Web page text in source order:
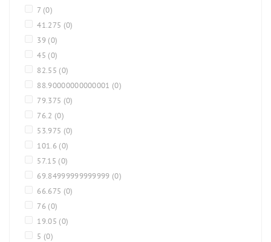
7 (0)
41.275 (0)
39 (0)
45 (0)
82.55 (0)
88.90000000000001 (0)
79.375 (0)
76.2 (0)
53.975 (0)
101.6 (0)
57.15 (0)
69.84999999999999 (0)
66.675 (0)
76 (0)
19.05 (0)
5 (0)